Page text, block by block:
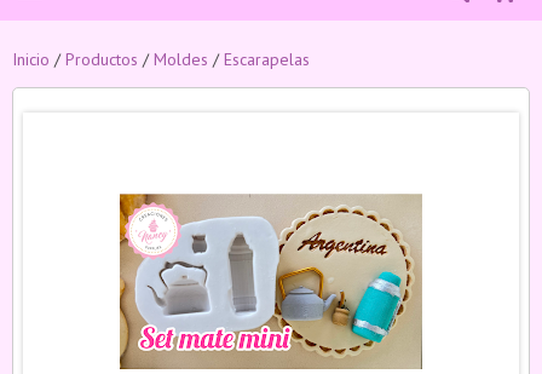
Inicio /Productos /Moldes /Escarapelas